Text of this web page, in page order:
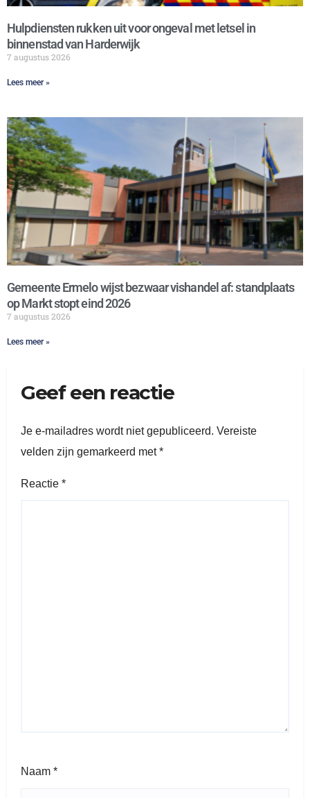
Hulpdiensten rukken uit voor ongeval met letsel in
binnenstad van Harderwijk
7 augustus 2026
Lees meer »
Gemeente Ermelo wijst bezwaar vishandel af: standplaats
op Markt stopt eind 2026
7 augustus 2026
Lees meer »
Geef een reactie
Je e-mailadres wordt niet gepubliceerd. Vereiste
velden zijn gemarkeerd met*
Reactie *
Naam *